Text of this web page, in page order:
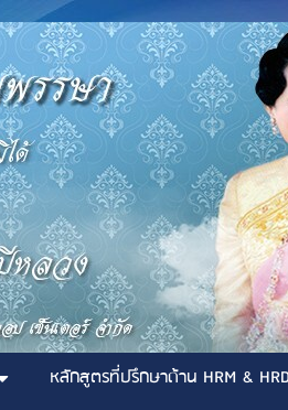
หลักสูตรที่ปรึกษาด้าน HRM & HRD